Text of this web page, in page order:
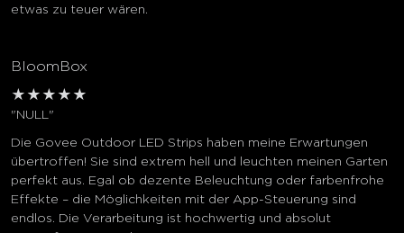
etwas zu teuer wären.
BloomBox
★ ★ ★ ★ ★
"NULL"
Die Govee Outdoor LED Strips haben meine Erwartungen
übertroffen! Sie sind extrem hell und leuchten meinen Garten
perfekt aus. Egal ob dezente Beleuchtung oder farbenfrohe
Effekte – die Möglichkeiten mit der App-Steuerung sind
endlos. Die Verarbeitung ist hochwertig und absolut